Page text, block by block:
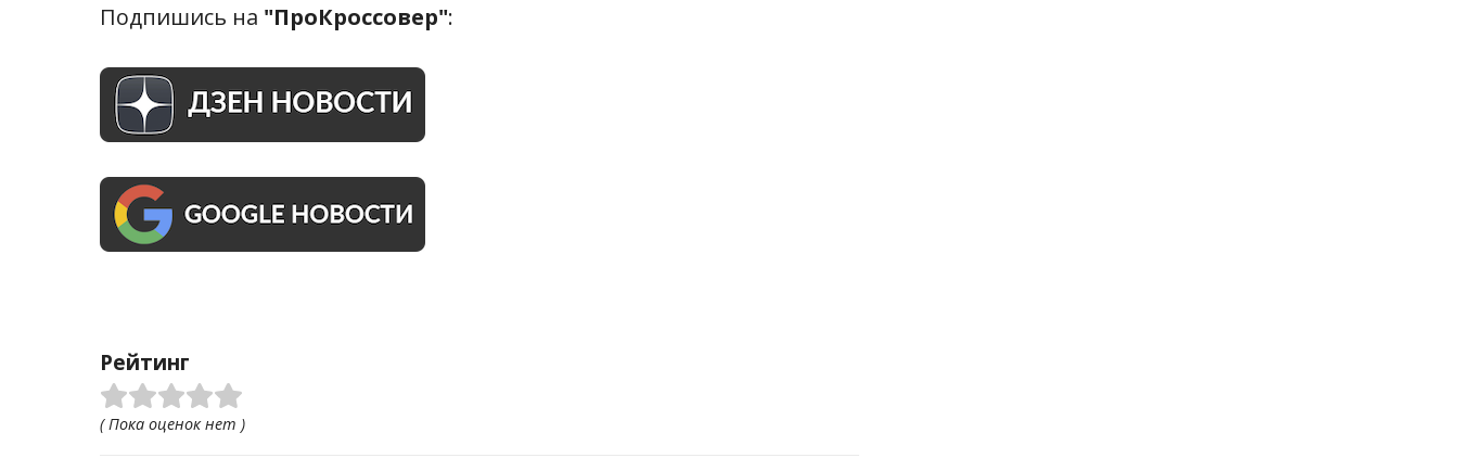
Подпишись на "ПроКроссовер":
Рейтинг
( Пока оценок нет )